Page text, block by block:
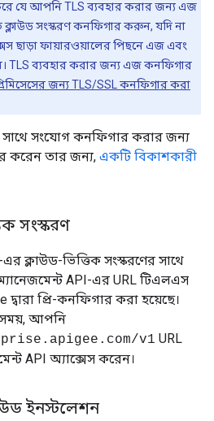
যে আপনি TLS ব্যবহার করার জন্য এজ
ক্লাউড সংস্করণ কনফিগার করুন, যদি না
ছাড়া ফায়ারওয়ালের পিছনে এজ এবং
TLS ব্যবহার করার জন্য এজ কনফিগার
জন্য TLS/SSL কনফিগার করা
সংযোগ কনফিগার করার জন্য
করেন তার জন্য, একটি বিকাশকারী
সংস্করণ
ক্লাউড-ভিত্তিক সংস্করণের সাথে
API-এর URL টিএলএস
প্রি-কনফিগার করা হয়েছে।
সময়, আপনি
v1 URL
API অ্যাক্সেস করেন।
ইনস্টলেশন